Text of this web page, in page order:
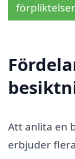
förpliktelser
Att anlita en
erbjuder